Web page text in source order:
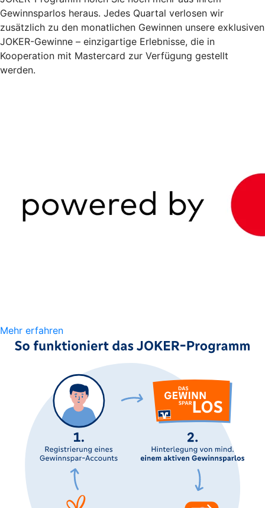
Gewinnsparlos heraus. Jedes Quartal verlosen wir
zusätzlich zu den monatlichen Gewinnen unsere exklusiven
JOKER-Gewinne – einzigartige Erlebnisse, die in
Kooperation mit Mastercard zur Verfügung gestellt
werden.
Mehr erfahren